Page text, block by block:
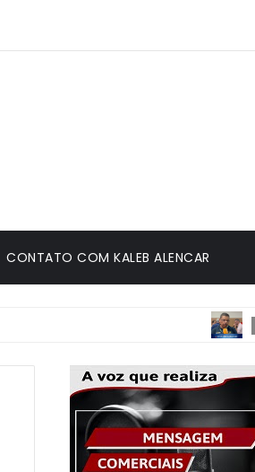
CONTATO COM KALEB ALENCAR